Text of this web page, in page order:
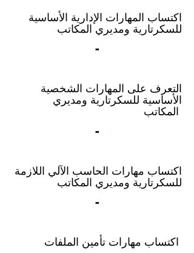
اكتساب المهارات الإدارية الأساسية
للسكرتارية ومديري المكاتب
-
التعرف على المهارات الشخصية
الأساسية للسكرتارية ومديري
-
اكتساب مهارات الحاسب الآلي اللازمة
للسكرتارية ومديري المكاتب
-